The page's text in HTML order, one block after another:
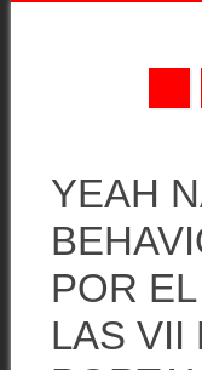
content
YEAH
POR
LAS VII